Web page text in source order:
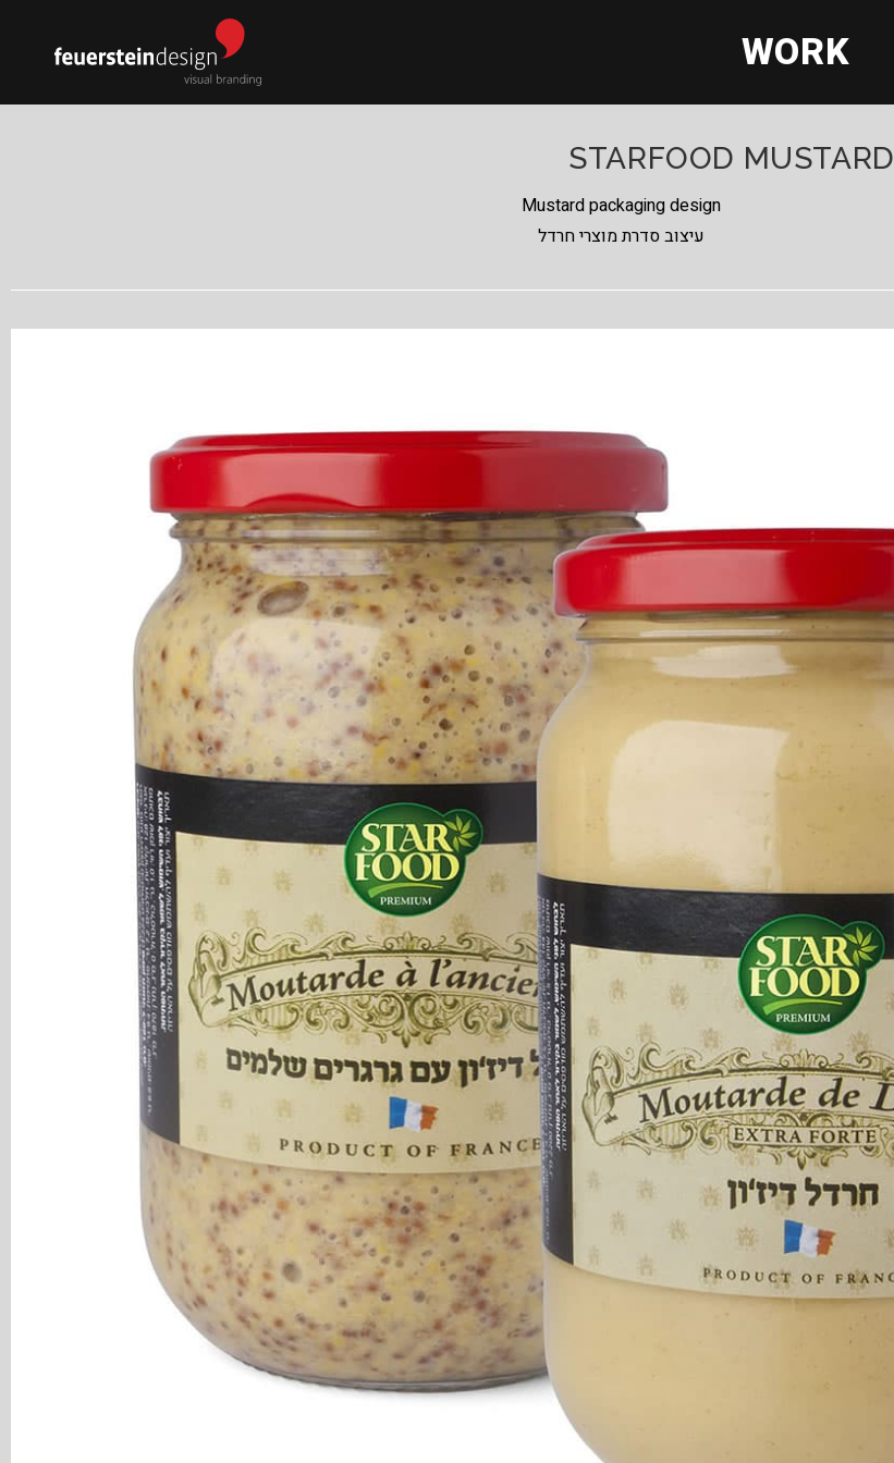
WORK
STARFOOD MUSTARD
Mustard packaging design
עיצוב סדרת מוצרי חרדל